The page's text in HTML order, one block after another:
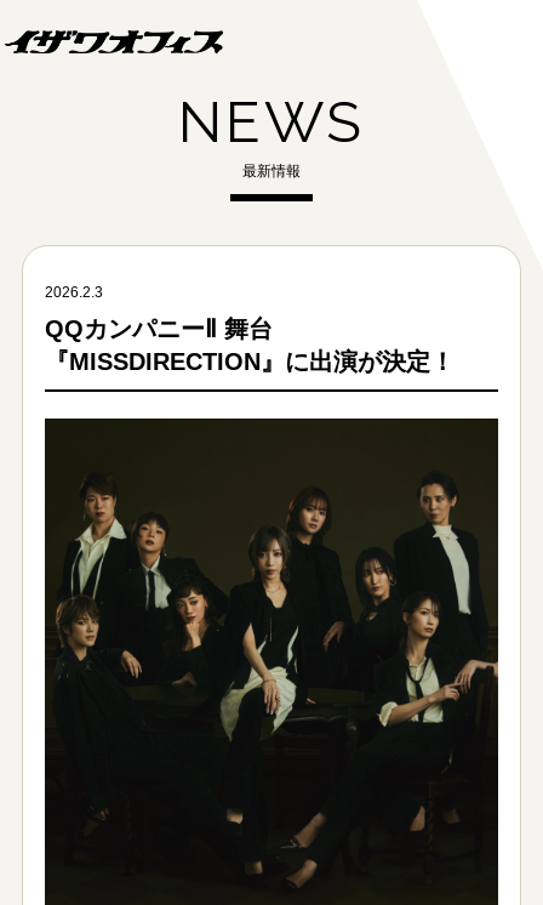
NEWS
最新情報
2026.2.3
QQカンパニーⅡ 舞台
『MISSDIRECTION』に出演が決定！